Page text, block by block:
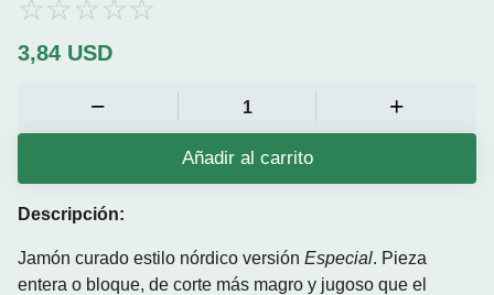
3,84 USD
Añadir al carrito
Descripción:
Jamón curado estilo nórdico versión Especial. Pieza
entera o bloque, de corte más magro y jugoso que el